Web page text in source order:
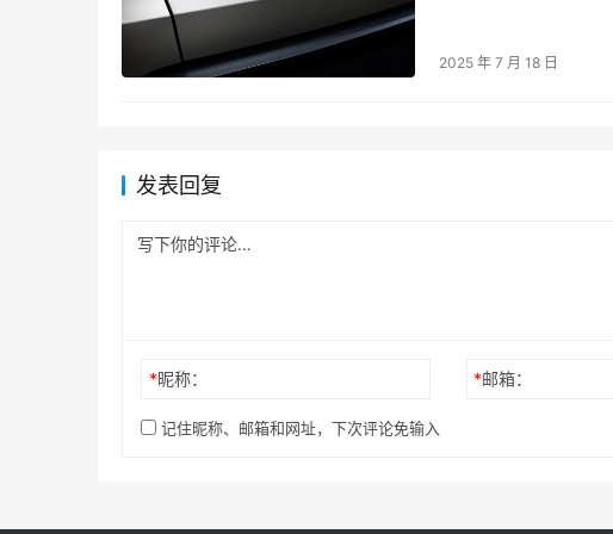
2025 年 7 月 18 日
发表回复
*昵称： *邮箱：
记住昵称、邮箱和网址，下次评论免输入